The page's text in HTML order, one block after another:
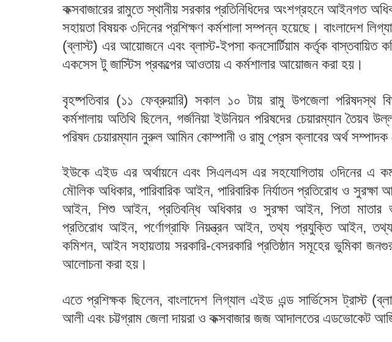
কক্সবাজারের রামুতে স্থানীয় সরকার প্রতিনিধিদের অংশগ্রহনে আইনগত
সহায়তা বিষয়ক ৩দিনের প্রশিক্ষণ কর্মশালা সম্পন্ন হয়েছে। বাংলাদেশ
(ব্লাস্ট) এর আয়োজনে এবং ব্লাস্ট-ইপসা কনসোর্টিয়াম কর্তৃক বাস্তবায়িত
একসেস টু জাস্টিস প্রকল্পের আওতায় এ কর্মশালার আয়োজন করা হয়।
বৃহষ্পতিবার (১১ ফেব্রুয়ারি) সকাল ১০ টায় রামু উপজেলা পরিষদস্থ
কর্মশালায় অতিথি ছিলেন, গর্জনিয়া ইউনিয়ন পরিষদের চেয়ারম্যান তৈয়ব
পরিষদ চেয়ারম্যান নুরুল আমিন কোম্পানী ও রামু প্রেস ক্লাবের অর্থ
ইউকে এইড এর অর্থায়নে এবং সিএলএস এর সহযোগিতায় ৩দিনের এ
মৌলিক অধিকার, পারিবারিক আইন, পারিবারিক নির্যাতন প্রতিরোধ ও সুরক্ষা
আইন, শিশু আইন, প্রতিবন্ধি অধিকার ও সুরক্ষা আইন, পিতা মাতার
প্রতিরোধ আইন, পর্ণোগ্রাফি নিয়ন্ত্রন আইন, তথ্য প্রযুক্তি আইন,
কমিশন, আইন সহায়তায় সরকারি-বেসরকারি প্রতিষ্ঠান সমূহের ভুমিকা
আলোচনা করা হয়।
এতে প্রশিক্ষক ছিলেন, বাংলাদেশ লিগ্যাল এইড এন্ড সার্ভিসেস ট্রাস্ট
আলী এবং চট্টগ্রাম জেলা দায়রা ও কক্সবাজার জজ আদালতের এডভোকেট